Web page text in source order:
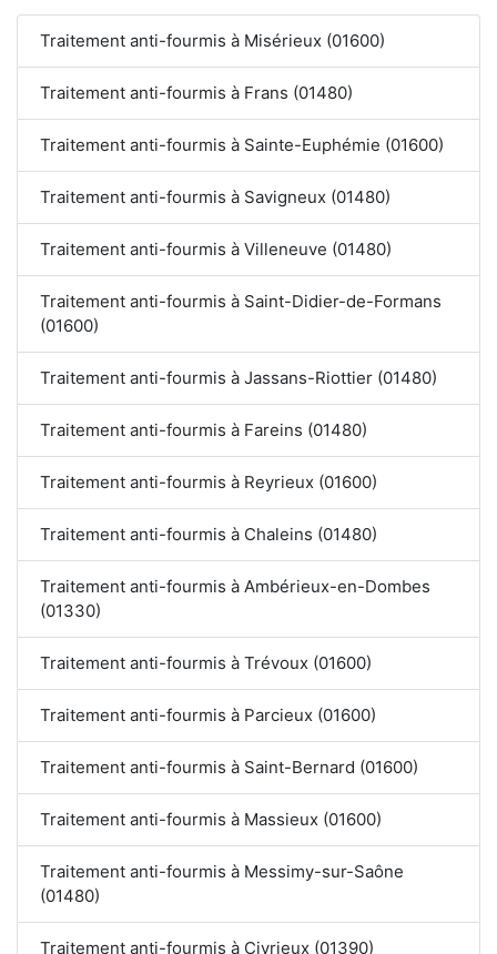
Traitement anti-fourmis à Misérieux (01600)
Traitement anti-fourmis à Frans (01480)
Traitement anti-fourmis à Sainte-Euphémie (01600)
Traitement anti-fourmis à Savigneux (01480)
Traitement anti-fourmis à Villeneuve (01480)
Traitement anti-fourmis à Saint-Didier-de-Formans
(01600)
Traitement anti-fourmis à Jassans-Riottier (01480)
Traitement anti-fourmis à Fareins (01480)
Traitement anti-fourmis à Reyrieux (01600)
Traitement anti-fourmis à Chaleins (01480)
Traitement anti-fourmis à Ambérieux-en-Dombes
(01330)
Traitement anti-fourmis à Trévoux (01600)
Traitement anti-fourmis à Parcieux (01600)
Traitement anti-fourmis à Saint-Bernard (01600)
Traitement anti-fourmis à Massieux (01600)
Traitement anti-fourmis à Messimy-sur-Saône
(01480)
Traitement anti-fourmis à Civrieux (01390)